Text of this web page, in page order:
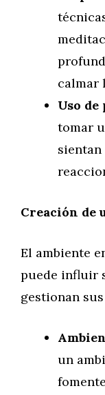
calmar
Uso de
tomar
Creación de
El ambiente
puede influir
gestionan
un